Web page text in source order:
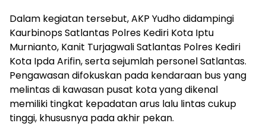
Dalam kegiatan tersebut, AKP Yudho didampingi
Kaurbinops Satlantas Polres Kediri Kota Iptu
Murnianto, Kanit Turjagwali Satlantas Polres Kediri
Kota Ipda Arifin, serta sejumlah personel Satlantas.
Pengawasan difokuskan pada kendaraan bus yang
melintas di kawasan pusat kota yang dikenal
memiliki tingkat kepadatan arus lalu lintas cukup
tinggi, khususnya pada akhir pekan.